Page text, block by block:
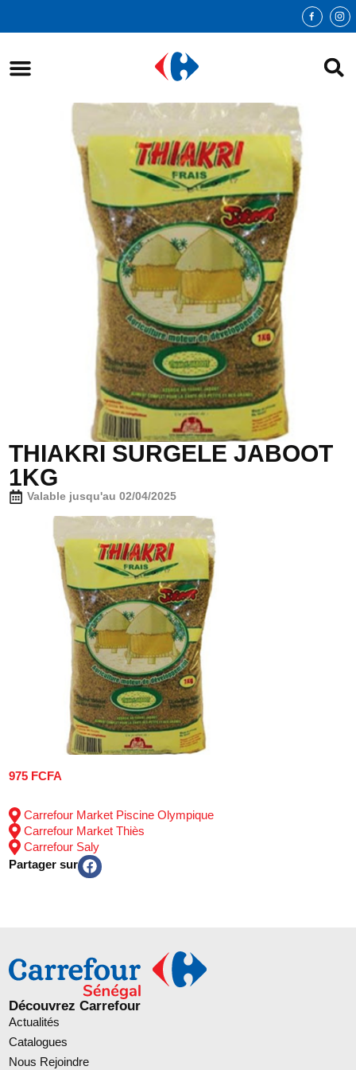
THIAKRI SURGELE JABOOT
1KG
Valable jusqu'au 02/04/2025
975 FCFA
Carrefour Market Piscine Olympique
Carrefour Market Thiès
Carrefour Saly
Partager sur
Découvrez Carrefour
Actualités
Catalogues
Nous Rejoindre